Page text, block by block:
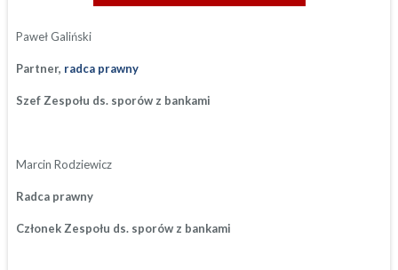
Paweł Galiński
Partner, radca prawny
Szef Zespołu ds. sporów z bankami
Marcin Rodziewicz
Radca prawny
Członek Zespołu ds. sporów z bankami